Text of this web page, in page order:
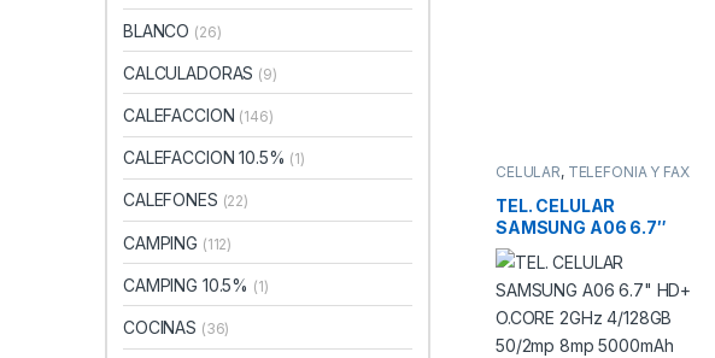
CELULAR, TELEFONIA Y FAX
TEL. CELULAR
SAMSUNG A06 6.7″
HD+ O.CORE 2GHz
4/128GB 50/2mp 8mp
5000mAh
BLANCO (26)
CALCULADORAS (9)
CALEFACCION (146)
CALEFACCION 10.5% (1)
CALEFONES (22)
CAMPING (112)
CAMPING 10.5% (1)
COCINAS (36)